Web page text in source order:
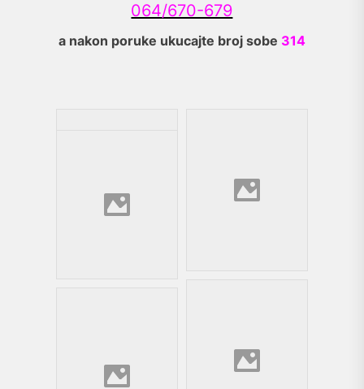
064/670-679
a nakon poruke ukucajte broj sobe 314